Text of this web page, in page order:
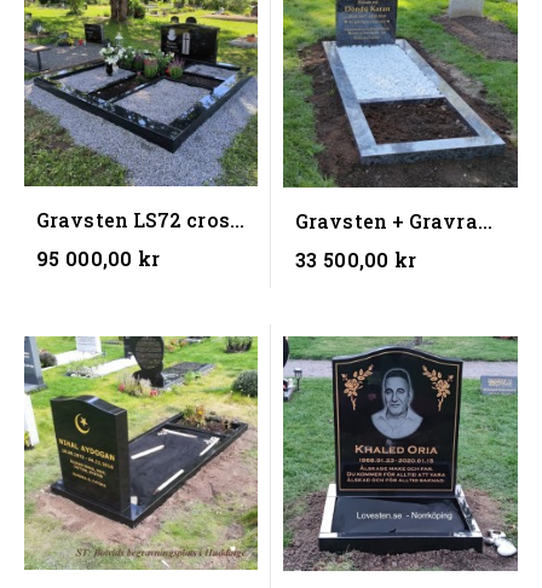
Gravsten LS72 cross
+ Gravram...
95 000,00 kr
Gravsten + Gravram
(80x200x10x15) cm )
33 500,00 kr